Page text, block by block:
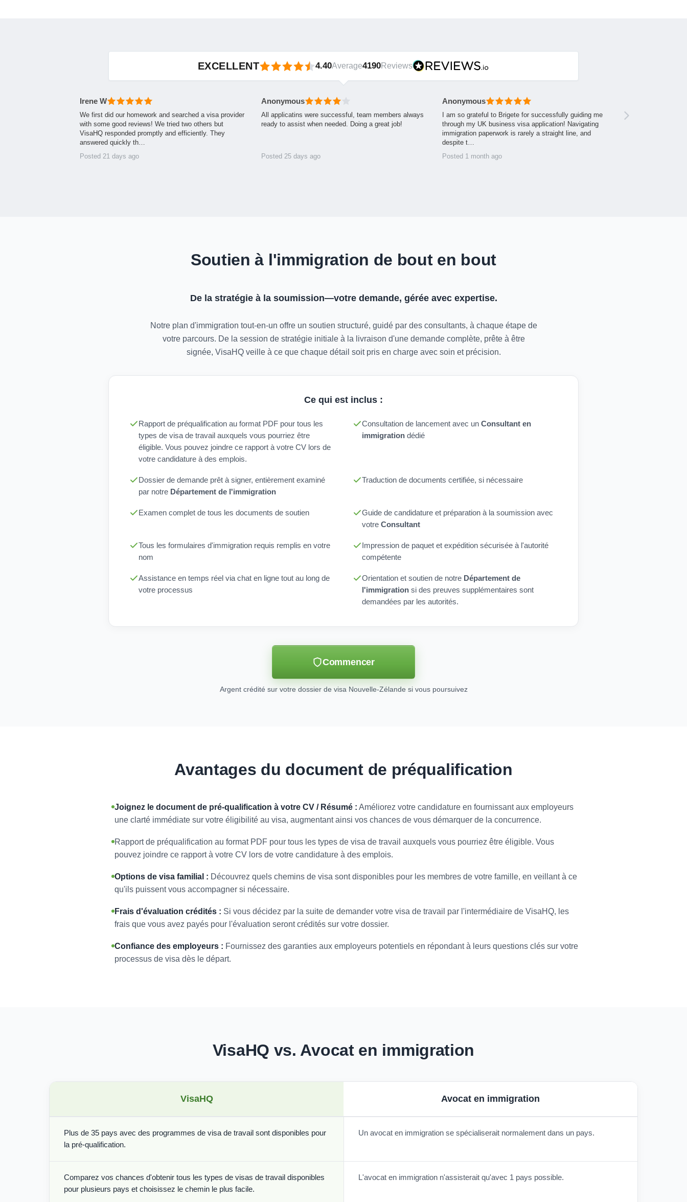
EXCELLENT 4.40Average4190Reviews
Irene W
We first did our homework and searched a visa provider
with some good reviews! We tried two others but
VisaHQ responded promptly and efficiently. They
answered quickly th…
Posted 21 days ago
Anonymous
All applicatins were successful, team members always
ready to assist when needed. Doing a great job!
Posted 25 days ago
Anonymous
I am so grateful to Brigete for successfully guiding me
through my UK business visa application! Navigating
immigration paperwork is rarely a straight line, and
despite t…
Posted 1 month ago
Soutien à l'immigration de bout en bout
De la stratégie à la soumission—votre demande, gérée avec expertise.
Notre plan d'immigration tout-en-un offre un soutien structuré, guidé par des consultants, à chaque étape de
votre parcours. De la session de stratégie initiale à la livraison d'une demande complète, prête à être
signée, VisaHQ veille à ce que chaque détail soit pris en charge avec soin et précision.
Ce qui est inclus :
Rapport de préqualification au format PDF pour tous les
types de visa de travail auxquels vous pourriez être
éligible. Vous pouvez joindre ce rapport à votre CV lors de
votre candidature à des emplois.
Consultation de lancement avec un Consultant en
immigration dédié
Dossier de demande prêt à signer, entièrement examiné
par notre Département de l'immigration
Traduction de documents certifiée, si nécessaire
Examen complet de tous les documents de soutien
Guide de candidature et préparation à la soumission avec
votre Consultant
Tous les formulaires d'immigration requis remplis en votre
nom
Impression de paquet et expédition sécurisée à l'autorité
compétente
Assistance en temps réel via chat en ligne tout au long de
votre processus
Orientation et soutien de notre Département de
l'immigration si des preuves supplémentaires sont
demandées par les autorités.
Commencer
Argent crédité sur votre dossier de visa Nouvelle-Zélande si vous poursuivez
Avantages du document de préqualification
Joignez le document de pré-qualification à votre CV / Résumé : Améliorez votre candidature en fournissant aux employeurs
une clarté immédiate sur votre éligibilité au visa, augmentant ainsi vos chances de vous démarquer de la concurrence.
Rapport de préqualification au format PDF pour tous les types de visa de travail auxquels vous pourriez être éligible. Vous
pouvez joindre ce rapport à votre CV lors de votre candidature à des emplois.
Options de visa familial : Découvrez quels chemins de visa sont disponibles pour les membres de votre famille, en veillant à ce
qu'ils puissent vous accompagner si nécessaire.
Frais d'évaluation crédités : Si vous décidez par la suite de demander votre visa de travail par l'intermédiaire de VisaHQ, les
frais que vous avez payés pour l'évaluation seront crédités sur votre dossier.
Confiance des employeurs : Fournissez des garanties aux employeurs potentiels en répondant à leurs questions clés sur votre
processus de visa dès le départ.
VisaHQ vs. Avocat en immigration
VisaHQ Avocat en immigration
Plus de 35 pays avec des programmes de visa de travail sont disponibles pour
la pré-qualification.
Un avocat en immigration se spécialiserait normalement dans un pays.
Comparez vos chances d'obtenir tous les types de visas de travail disponibles
pour plusieurs pays et choisissez le chemin le plus facile.
L'avocat en immigration n'assisterait qu'avec 1 pays possible.